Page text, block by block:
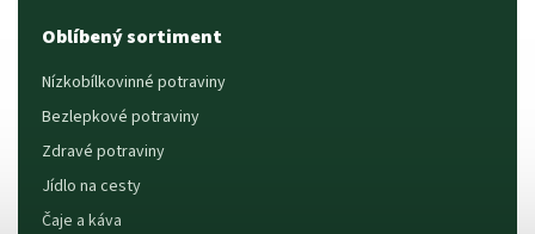
Oblíbený sortiment
Nízkobílkovinné potraviny
Bezlepkové potraviny
Zdravé potraviny
Jídlo na cesty
Čaje a káva